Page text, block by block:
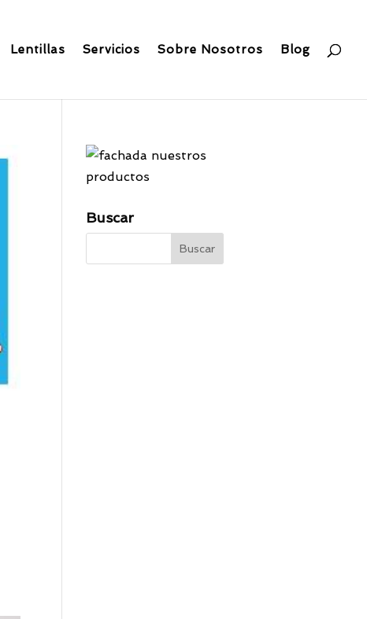
Lentillas Servicios Sobre Nosotros Blog
Buscar